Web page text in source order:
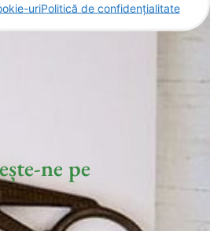
uriPolitică de confidențialitate
ne pe